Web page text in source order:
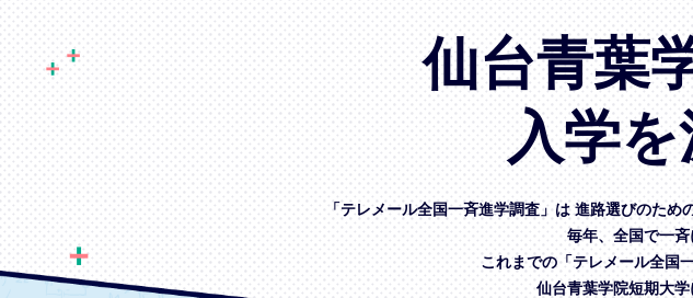
仙台青葉
入学
「テレメール全国一斉進学調査」は進路選びのため
毎年、全国で一
これまでの「テレメール全国
仙台青葉学院短期大